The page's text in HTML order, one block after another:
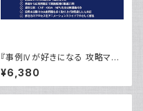
『事例Ⅳが好きになる 攻略マス
ターガイド』
¥6,380